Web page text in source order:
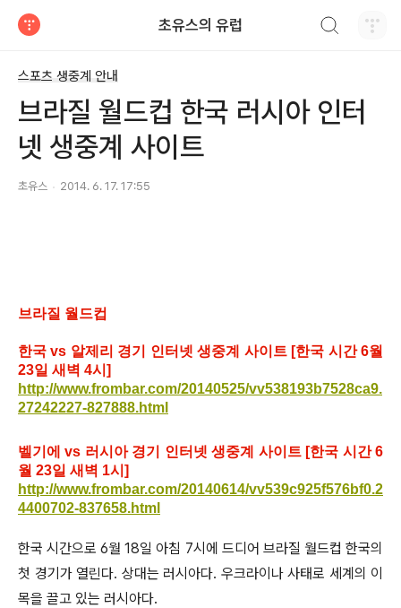
초유스의 유럽
스포츠 생중계 안내
브라질 월드컵 한국 러시아 인터
넷 생중계 사이트
초유스 2014. 6. 17. 17:55
브라질 월드컵
한국 vs 알제리 경기 인터넷 생중계 사이트 [한국 시간 6월
23일 새벽 4시]
http://www.frombar.com/20140525/vv538193b7528ca9.
27242227-827888.html
벨기에 vs 러시아 경기 인터넷 생중계 사이트 [한국 시간 6
월 23일 새벽 1시]
http://www.frombar.com/20140614/vv539c925f576bf0.2
4400702-837658.html
한국 시간으로 6월 18일 아침 7시에 드디어 브라질 월드컵 한국의
첫 경기가 열린다. 상대는 러시아다. 우크라이나 사태로 세계의 이
목을 끌고 있는 러시아다.